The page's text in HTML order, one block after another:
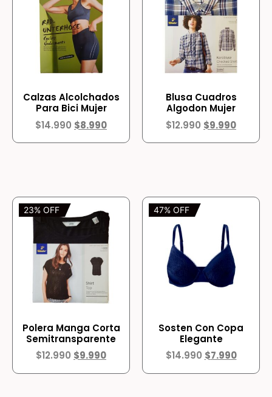
Calzas Alcolchados
Para Bici Mujer
$14.990 $8.990
Blusa Cuadros
Algodon Mujer
$12.990 $9.990
23% OFF
Polera Manga Corta
Semitransparente
$12.990 $9.990
47% OFF
Sosten Con Copa
Elegante
$14.990 $7.990